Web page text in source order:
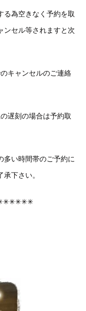
る為空きなく予約を取
ンセル等されますと次
キャンセルのご連絡
遅刻の場合は予約取
多い時間帯のご予約に
下さい。